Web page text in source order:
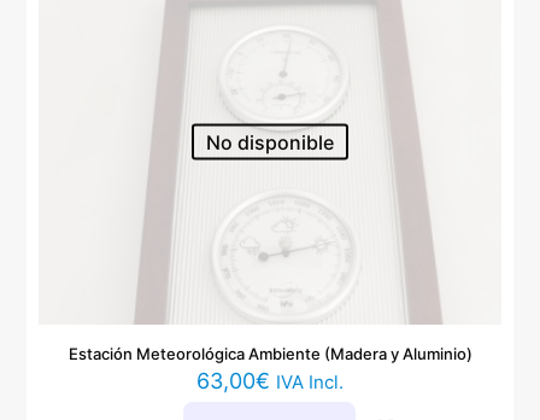
No disponible
Estación Meteorológica Ambiente (Madera y Aluminio)
63,00€ IVA Incl.